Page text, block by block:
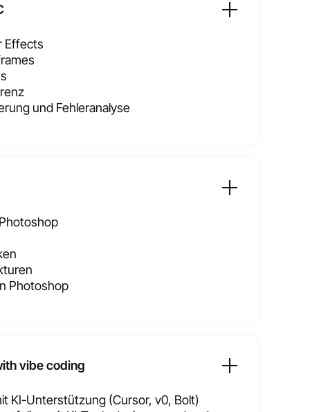
Effects
und Fehleranalyse
Photoshop
vibe coding
KI-Unterstützung (Cursor, v0, Bolt)